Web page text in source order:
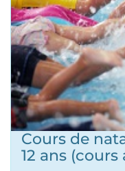
Cours de
12 ans (cours